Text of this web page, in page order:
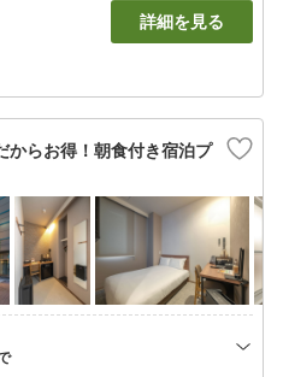
詳細を見る
からお得！朝食付き宿泊プ